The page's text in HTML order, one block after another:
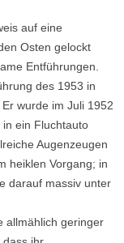
auf eine
Osten gelockt
Entführungen.
des 1953 in
. Er wurde im Juli 1952
ein Fluchtauto
Augenzeugen
heiklen Vorgang; in
darauf massiv unter
allmählich geringer